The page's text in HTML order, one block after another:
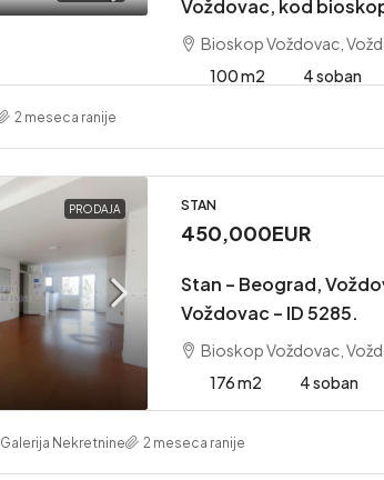
Voždovac, kod
Bioskop Voždovac,
100 m2
4 soban
2 meseca ranije
PRODAJA STAN
450,000EUR
Stan – Beograd,
Voždovac – ID 5285.
Bioskop Voždovac,
176 m2
4 soban
Galerija Nekretnine 2 meseca ranije